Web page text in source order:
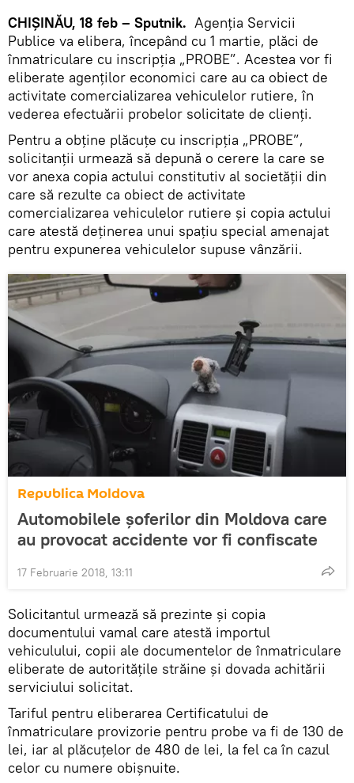
CHIȘINĂU, 18 feb – Sputnik. Agenția Servicii
Publice va elibera, începând cu 1 martie, plăci de
înmatriculare cu inscripția „PROBE”. Acestea vor fi
eliberate agenților economici care au ca obiect de
activitate comercializarea vehiculelor rutiere, în
vederea efectuării probelor solicitate de clienți.
Pentru a obține plăcuțe cu inscripția „PROBE”,
solicitanții urmează să depună o cerere la care se
vor anexa copia actului constitutiv al societății din
care să rezulte ca obiect de activitate
comercializarea vehiculelor rutiere și copia actului
care atestă deținerea unui spațiu special amenajat
pentru expunerea vehiculelor supuse vânzării.
Republica Moldova
Automobilele șoferilor din Moldova care
au provocat accidente vor fi confiscate
17 Februarie 2018, 13:11
Solicitantul urmează să prezinte și copia
documentului vamal care atestă importul
vehiculului, copii ale documentelor de înmatriculare
eliberate de autoritățile străine și dovada achitării
serviciului solicitat.
Tariful pentru eliberarea Certificatului de
înmatriculare provizorie pentru probe va fi de 130 de
lei, iar al plăcuțelor de 480 de lei, la fel ca în cazul
celor cu numere obișnuite.